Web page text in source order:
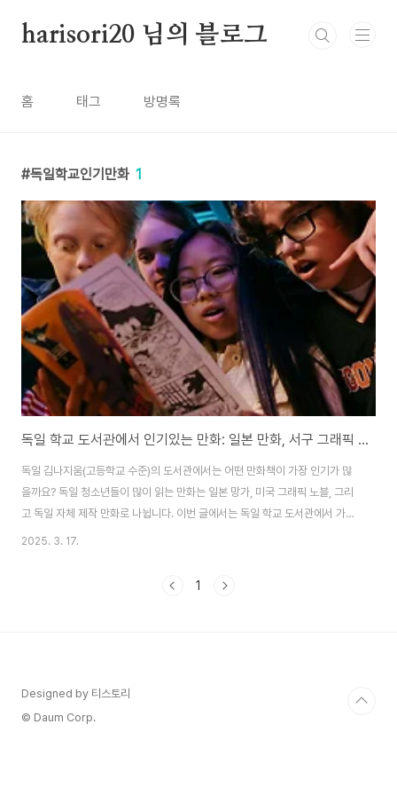
harisori20 님의 블로그
홈 태그 방명록
독일학교인기만화 1
독일 학교 도서관에서 인기있는 만화: 일본 만화, 서구 그래픽 노블, 독일 만화
독일 김나지움(고등학교 수준)의 도서관에서는 어떤 만화책이 가장 인기가 많
을까요? 독일 청소년들이 많이 읽는 만화는 일본 망가, 미국 그래픽 노블, 그리
고 독일 자체 제작 만화로 나뉩니다. 이번 글에서는 독일 학교 도서관에서 가장
많이 대출되는 만화책을 살펴보고, 그 이유와 특징을 분석해 보겠습니다.1. 독
받는 장르 중 하나입니다. 특히 액션, 판타지, 스포츠, 성장 스토리 등 다양한 장
2025. 3. 17.
1
Designed by 티스토리
© Daum Corp.